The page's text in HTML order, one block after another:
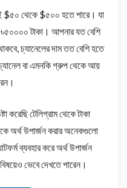
$৫০ থেকে $৫০০ হতে পারে। যা
৳৫০০০০ টাকা। আপনার যত বেশি
চ্যানেলের দাম তত বেশি হতে
বা এমনকি গ্রুপ থেকে আয়
টেলিগ্রাম থেকে টাকা
অর্থ উপার্জন করার অনেকগুলো
ব্যবহার করে অর্থ উপার্জন
ভেবে দেখতে পারেন।